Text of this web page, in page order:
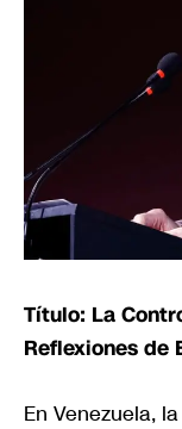
Título: La
Reflexiones de
En Venezuela,